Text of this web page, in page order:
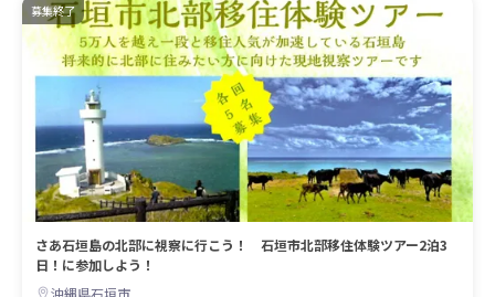
募集終了
さあ石垣島の北部に視察に行こう！ 石垣市北部移住体験ツアー2泊3
日！に参加しよう！
沖縄県石垣市